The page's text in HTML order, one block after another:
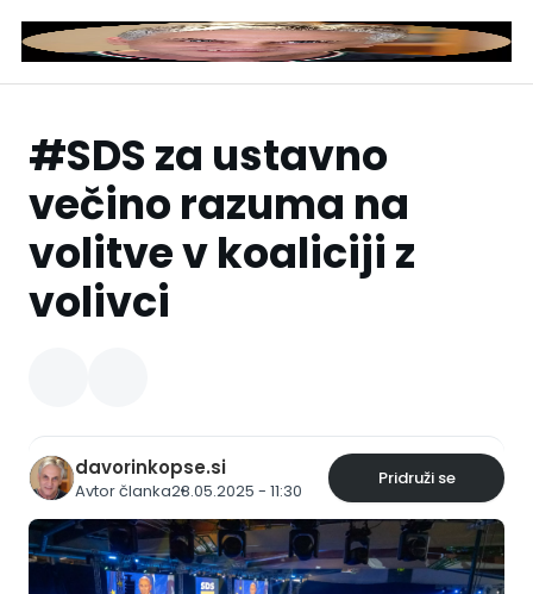
#SDS za ustavno
večino razuma na
volitve v koaliciji z
volivci
davorinkopse.si
Avtor članka28.05.2025 - 11:30
Pridruži se